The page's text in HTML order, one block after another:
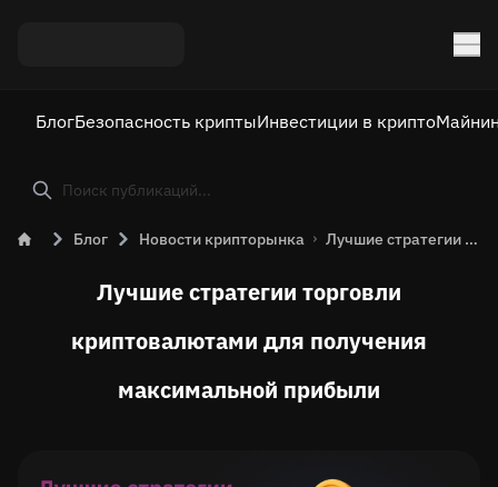
БлогБезопасность криптыИнвестиции в крипто
Блог Новости крипторынка Лучшие стратегии торговли криптовалютами для получения максимальной прибыли
Лучшие стратегии торговли
криптовалютами для получения
максимальной прибыли